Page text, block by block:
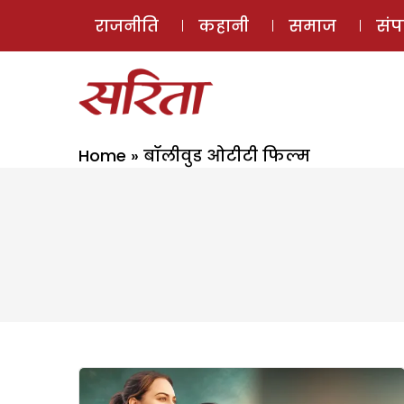
राजनीति कहानी समाज
Home » बॉलीवुड ओटीटी फिल्म